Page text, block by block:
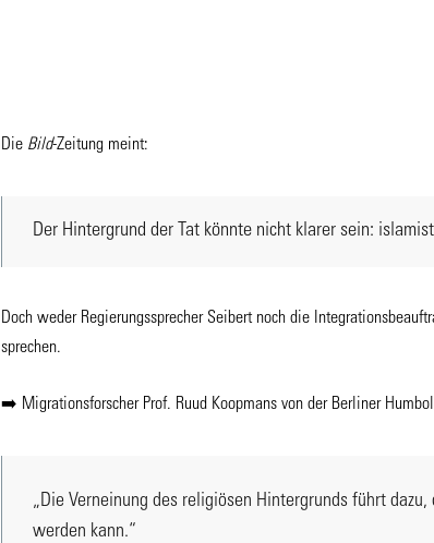
Die Bild-Zeitung meint:
Der Hintergrund der Tat könnte nicht klarer sein:
Doch weder Regierungssprecher Seibert noch die
sprechen.
➡️ Migrationsforscher Prof. Ruud Koopmans von der Berliner
„Die Verneinung des religiösen Hintergrunds führt
werden kann.“